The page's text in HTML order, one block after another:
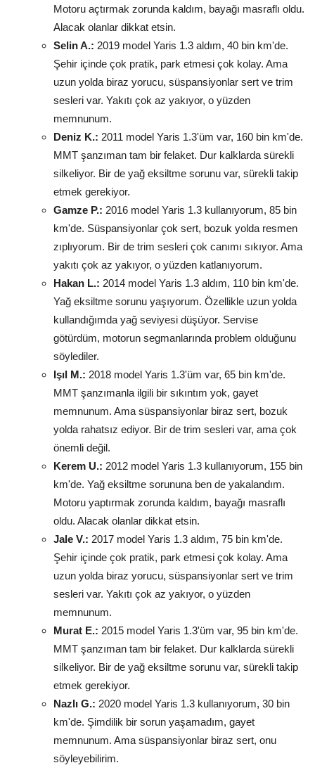
Motoru açtırmak zorunda kaldım, bayağı masraflı oldu.
Alacak olanlar dikkat etsin.
Selin A.: 2019 model Yaris 1.3 aldım, 40 bin km'de.
Şehir içinde çok pratik, park etmesi çok kolay. Ama
uzun yolda biraz yorucu, süspansiyonlar sert ve trim
sesleri var. Yakıtı çok az yakıyor, o yüzden
memnunum.
Deniz K.: 2011 model Yaris 1.3'üm var, 160 bin km'de.
MMT şanzıman tam bir felaket. Dur kalklarda sürekli
silkeliyor. Bir de yağ eksiltme sorunu var, sürekli takip
etmek gerekiyor.
Gamze P.: 2016 model Yaris 1.3 kullanıyorum, 85 bin
km'de. Süspansiyonlar çok sert, bozuk yolda resmen
zıplıyorum. Bir de trim sesleri çok canımı sıkıyor. Ama
yakıtı çok az yakıyor, o yüzden katlanıyorum.
Hakan L.: 2014 model Yaris 1.3 aldım, 110 bin km'de.
Yağ eksiltme sorunu yaşıyorum. Özellikle uzun yolda
kullandığımda yağ seviyesi düşüyor. Servise
götürdüm, motorun segmanlarında problem olduğunu
söylediler.
Işıl M.: 2018 model Yaris 1.3'üm var, 65 bin km'de.
MMT şanzımanla ilgili bir sıkıntım yok, gayet
memnunum. Ama süspansiyonlar biraz sert, bozuk
yolda rahatsız ediyor. Bir de trim sesleri var, ama çok
önemli değil.
Kerem U.: 2012 model Yaris 1.3 kullanıyorum, 155 bin
km'de. Yağ eksiltme sorununa ben de yakalandım.
Motoru yaptırmak zorunda kaldım, bayağı masraflı
oldu. Alacak olanlar dikkat etsin.
Jale V.: 2017 model Yaris 1.3 aldım, 75 bin km'de.
Şehir içinde çok pratik, park etmesi çok kolay. Ama
uzun yolda biraz yorucu, süspansiyonlar sert ve trim
sesleri var. Yakıtı çok az yakıyor, o yüzden
memnunum.
Murat E.: 2015 model Yaris 1.3'üm var, 95 bin km'de.
MMT şanzıman tam bir felaket. Dur kalklarda sürekli
silkeliyor. Bir de yağ eksiltme sorunu var, sürekli takip
etmek gerekiyor.
Nazlı G.: 2020 model Yaris 1.3 kullanıyorum, 30 bin
km'de. Şimdilik bir sorun yaşamadım, gayet
memnunum. Ama süspansiyonlar biraz sert, onu
söyleyebilirim.